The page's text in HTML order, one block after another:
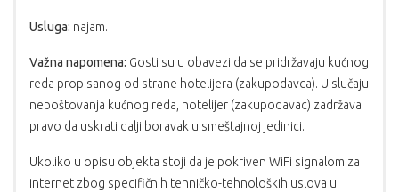
Usluga: najam.
Važna napomena: Gosti su u obavezi da se pridržavaju kućnog
reda propisanog od strane hotelijera (zakupodavca). U slučaju
nepoštovanja kućnog reda, hotelijer (zakupodavac) zadržava
pravo da uskrati dalji boravak u smeštajnoj jedinici.
Ukoliko u opisu objekta stoji da je pokriven WiFi signalom za
internet zbog specifičnih tehničko-tehnoloških uslova u